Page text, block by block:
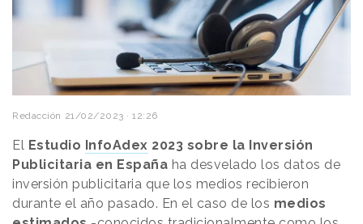
Redacción 21/02/2023 · 12:26
El Estudio InfoAdex 2023 sobre la Inversión
Publicitaria en España ha desvelado los datos de
inversión publicitaria que los medios recibieron
durante el año pasado. En el caso de los medios